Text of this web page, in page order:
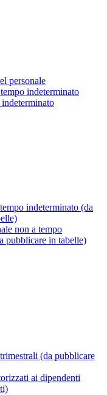
personale
indeterminato
indeterminato (da
non a tempo
pubblicare in tabelle)
(da pubblicare
ai dipendenti